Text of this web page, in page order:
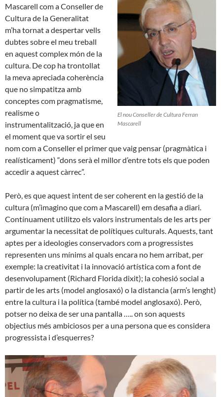
El nou Conseller de Cultura Ferran
Mascarell
Mascarell com a Conseller de
Cultura de la Generalitat
m’ha tornat a despertar vells
dubtes sobre el meu treball
en aquest complex món de la
cultura. De cop ha trontollat
la meva apreciada coherència
que no simpatitza amb
conceptes com pragmatisme,
realisme o
instrumentalització, ja que en
el moment que va sortir el seu
nom com a Conseller el primer que vaig pensar (pragmàtica i
realísticament) “dons serà el millor d’entre tots els que poden
accedir a aquest càrrec”.
Però, es que aquest intent de ser coherent en la gestió de la
cultura (m’imagino que com a Mascarell) em desafia a diari.
Contínuament utilitzo els valors instrumentals de les arts per
argumentar la necessitat de polítiques culturals. Aquests, tant
aptes per a ideologies conservadors com a progressistes
representen uns mínims al quals encara no hem arribat, per
exemple: la creativitat i la innovació artística com a font de
desenvolupament (Richard Florida dixit); la cohesió social a
partir de les arts (model anglosaxó) o la distancia (arm’s lenght)
entre la cultura i la política (també model anglosaxó). Però,
potser no deixa de ser una pantalla ….. on son aquests
objectius més ambiciosos per a una persona que es considera
progressista i d’esquerres?